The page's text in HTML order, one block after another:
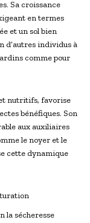
Sa croissance
en termes
et un sol bien
d’autres individus à
comme pour
nutritifs, favorise
bénéfiques. Son
aux auxiliaires
le noyer et le
cette dynamique
la sécheresse